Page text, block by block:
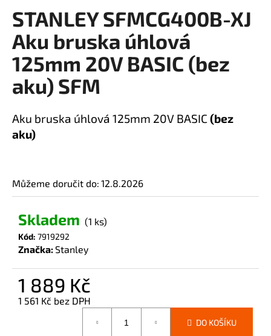
produktu
je
0,0
z
hvězdiček.
STANLEY SFMCG400B-XJ
Aku bruska úhlová
125mm 20V BASIC (bez
aku) SFM
Aku bruska úhlová 125mm 20V BASIC (bez
aku)
Můžeme doručit do: 12.8.2026
Skladem (1 ks)
Kód: 7919292
Značka:Stanley
1 889 Kč
1 561 Kč bez DPH
DO KOŠÍKU
a
j
í
t
?
D
p
o